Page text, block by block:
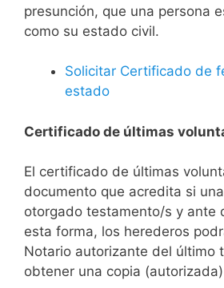
presunción, que una persona
como su estado civil.
Solicitar Certificado de
estado
Certificado de últimas
El certificado de últimas
documento que acredita si
otorgado testamento/s y ante
esta forma, los herederos
Notario autorizante del último
obtener una copia